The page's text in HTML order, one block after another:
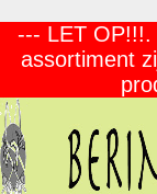
--- LET OP!!!.
assortiment